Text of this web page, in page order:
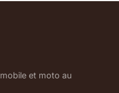
et moto au